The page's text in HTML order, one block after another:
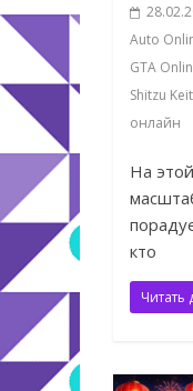
Auto
GTA
Shitzu
онлайн
На
кто
Читать